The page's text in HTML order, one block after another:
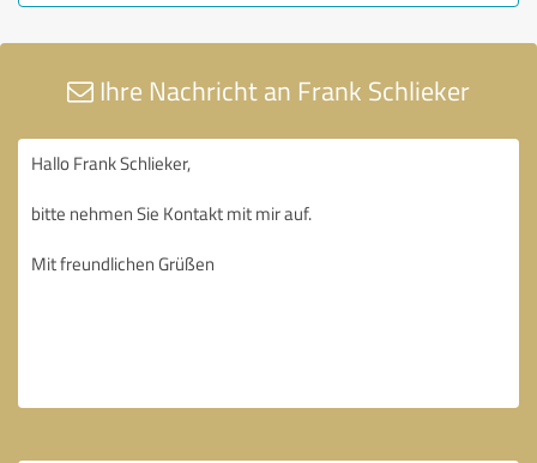
Ihre Nachricht an Frank Schlieker